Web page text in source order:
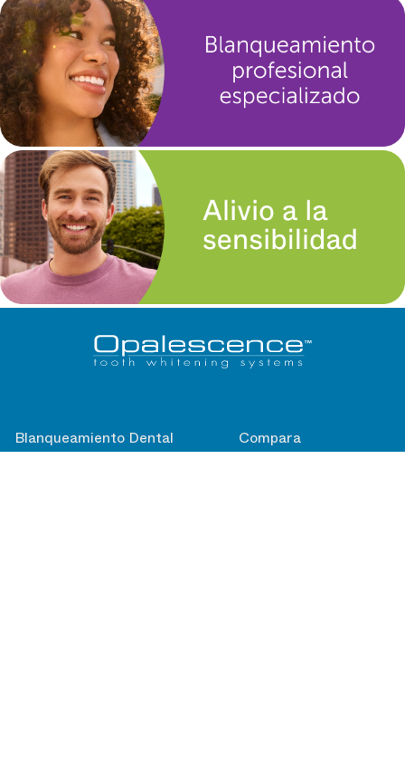
Blanqueamiento Dental Compara